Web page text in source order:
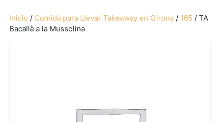
Inicio / Comida para Llevar Takeaway en Girona / 165 / TA
Bacallà a la Mussolina